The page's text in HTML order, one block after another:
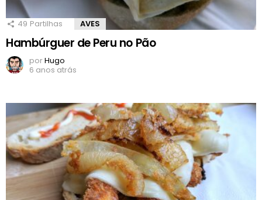
49 Partilhas AVES
Hambúrguer de Peru no Pão
porHugo
6 anos atrás